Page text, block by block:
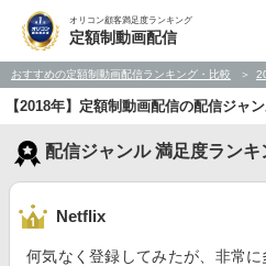
オリコン顧客満足度ランキング
定額制動画配信
おすすめの定額制動画配信ランキング・比較
【2018年】定額制動画配信の配信ジャ
配信ジャンル 満足度ランキ
Netflix
何気なく登録してみたが、非常